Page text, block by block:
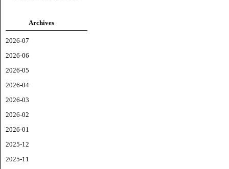
Archives
2026-07
2026-06
2026-05
2026-04
2026-03
2026-02
2026-01
2025-12
2025-11